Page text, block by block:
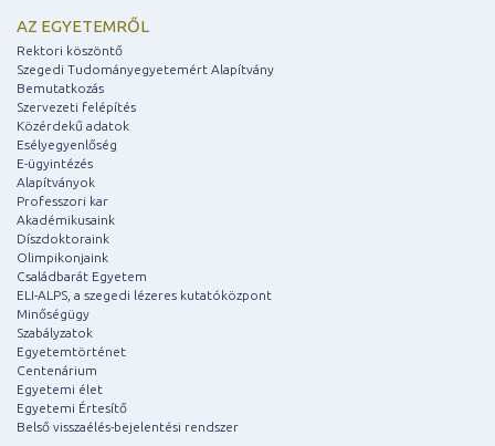
AZ EGYETEMRŐL
Rektori köszöntő
Szegedi Tudományegyetemért Alapítvány
Bemutatkozás
Szervezeti felépítés
Közérdekű adatok
Esélyegyenlőség
E-ügyintézés
Alapítványok
Professzori kar
Akadémikusaink
Díszdoktoraink
Olimpikonjaink
Családbarát Egyetem
ELI-ALPS, a szegedi lézeres kutatóközpont
Minőségügy
Szabályzatok
Egyetemtörténet
Centenárium
Egyetemi élet
Egyetemi Értesítő
Belső visszaélés-bejelentési rendszer